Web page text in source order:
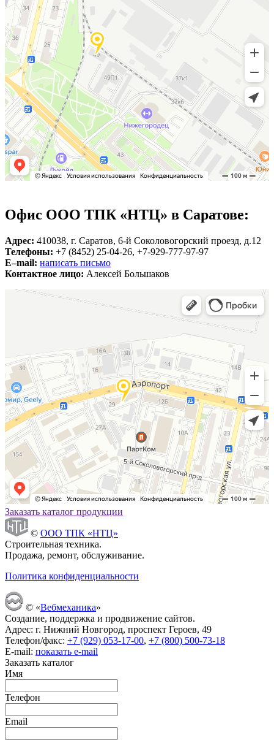
Офис ООО ТПК «НТЦ» в Саратове:
Адрес: 410038, г. Саратов, 6-й Соколовогорский проезд, д.12
Телефоны: +7 (8452) 25-04-26, +7-929-777-97-97
E–mail: написать письмо
Контактное лицо: Алексей Большаков
Заказать каталог продукции
© ООО ТПК «НТЦ»
Строительная техника.
Продажа, ремонт, обслуживание.
Политика конфиденциальности
© «Вебмеханика»
Создание, поддержка и продвижение сайтов.
Адрес: г. Нижний Новгород, проспект Героев, 49
Телефон/факс: +7 (929) 053-17-00, +7 (800) 500-73-18
E-mail: показать e-mail
Заказать каталог
Имя
Телефон
Email